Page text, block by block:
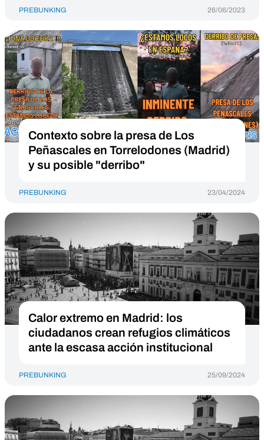
PREBUNKING 26/06/2023
Contexto sobre la presa de Los
Peñascales en Torrelodones (Madrid)
y su posible "derribo"
PREBUNKING 23/04/2024
Calor extremo en Madrid: los
ciudadanos crean refugios climáticos
ante la escasa acción institucional
PREBUNKING 25/09/2024